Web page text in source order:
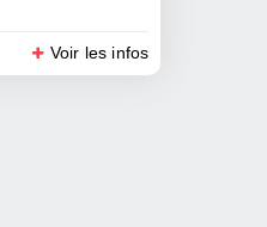
Voir les infos